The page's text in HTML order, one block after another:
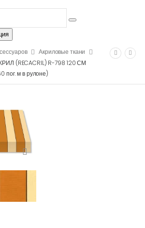
Акриловые ткани
(RECACRIL) R-798 120 СМ
пог. м в рулоне)